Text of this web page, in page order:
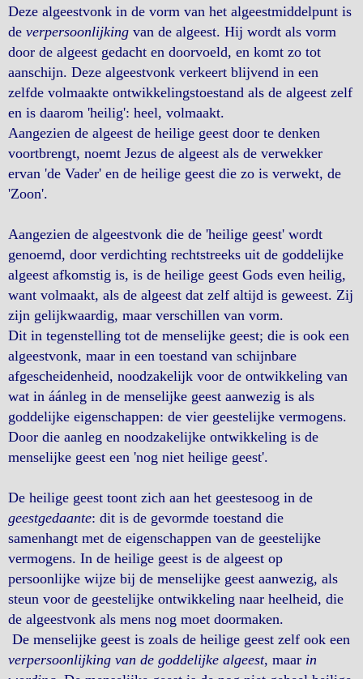
Deze algeestvonk in de vorm van het algeestmiddelpunt is
de verpersoonlijking van de algeest. Hij wordt als vorm
door de algeest gedacht en doorvoeld, en komt zo tot
aanschijn. Deze algeestvonk verkeert blijvend in een
zelfde volmaakte ontwikkelingstoestand als de algeest zelf
en is daarom 'heilig': heel, volmaakt.
Aangezien de algeest de heilige geest door te denken
voortbrengt, noemt Jezus de algeest als de verwekker
ervan 'de Vader' en de heilige geest die zo is verwekt, de
'Zoon'.
Aangezien de algeestvonk die de 'heilige geest' wordt
genoemd, door verdichting rechtstreeks uit de goddelijke
algeest afkomstig is, is de heilige geest Gods even heilig,
want volmaakt, als de algeest dat zelf altijd is geweest. Zij
zijn gelijkwaardig, maar verschillen van vorm.
Dit in tegenstelling tot de menselijke geest; die is ook een
algeestvonk, maar in een toestand van schijnbare
afgescheidenheid, noodzakelijk voor de ontwikkeling van
wat in áánleg in de menselijke geest aanwezig is als
goddelijke eigenschappen: de vier geestelijke vermogens.
Door die aanleg en noodzakelijke ontwikkeling is de
menselijke geest een 'nog niet heilige geest'.
De heilige geest toont zich aan het geestesoog in de
geestgedaante: dit is de gevormde toestand die
samenhangt met de eigenschappen van de geestelijke
vermogens. In de heilige geest is de algeest op
persoonlijke wijze bij de menselijke geest aanwezig, als
steun voor de geestelijke ontwikkeling naar heelheid, die
de algeestvonk als mens nog moet doormaken.
De menselijke geest is zoals de heilige geest zelf ook een
verpersoonlijking van de goddelijke algeest, maar in